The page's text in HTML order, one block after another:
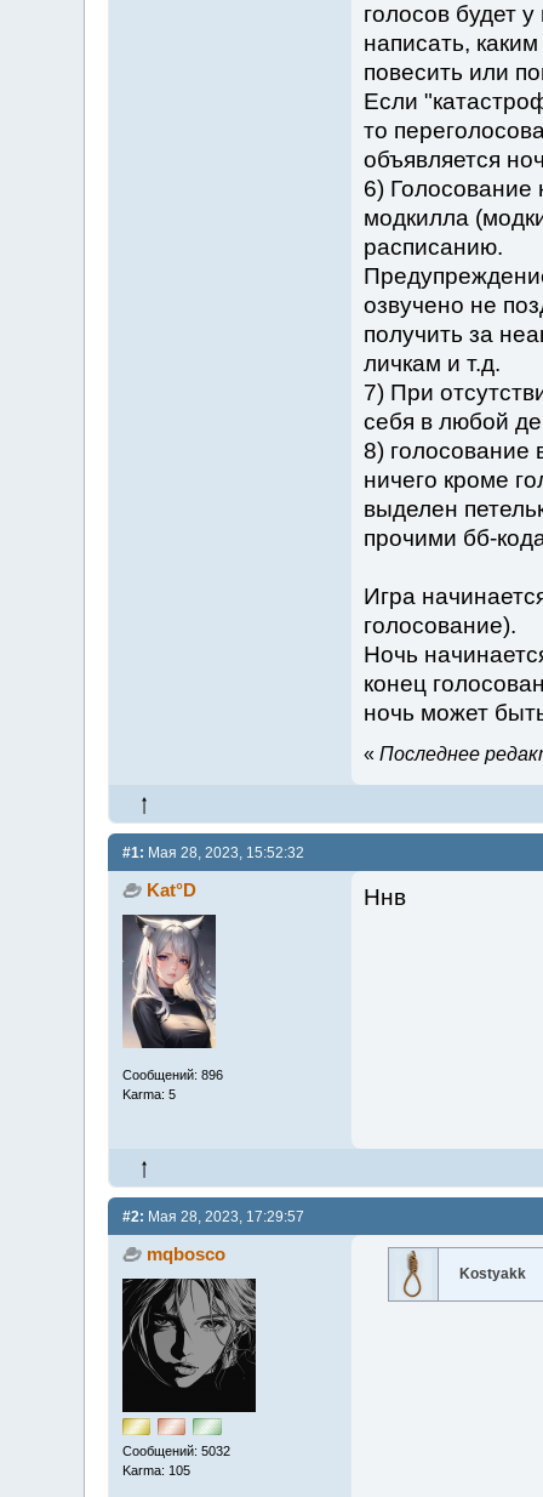
голосов будет
написать,
повесить или
Если
то
объявляется
6) Голосование
модкилла
расписанию.
озвучено не
получить за
личкам и т.д.
7) При
себя в любой
8) голосование
ничего кроме
выделен
прочими бб-
Игра
голосование).
Ночь
конец
ночь может
« Последнее
#1: Мая 28, 2023, 15:52:32
Kat°D
Сообщений: 896
Karma: 5
Ннв
#2: Мая 28, 2023, 17:29:57
mqbosco
Сообщений: 5032
Karma: 105
Kostyakk